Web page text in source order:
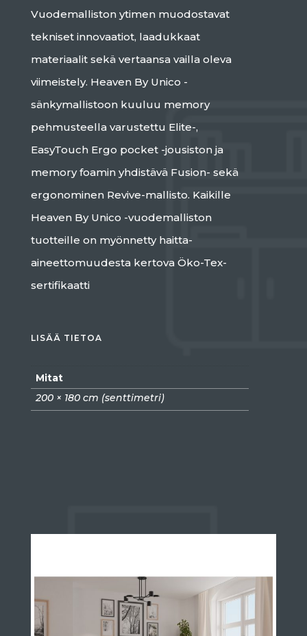
Vuodemalliston ytimen muodostavat
tekniset innovaatiot, laadukkaat
materiaalit sekä vertaansa vailla oleva
viimeistely. Heaven By Unico -
sänkymallistoon kuuluu memory
pehmusteella varustettu Elite-,
EasyTouch Ergo pocket -jousiston ja
memory foamin yhdistävä Fusion- sekä
ergonominen Revive-mallisto. Kaikille
Heaven By Unico -vuodemalliston
tuotteille on myönnetty haitta-
aineettomuudesta kertova Öko-Tex-
sertifikaatti
LISÄÄ TIETOA
Mitat
200 × 180 cm (senttimetri)